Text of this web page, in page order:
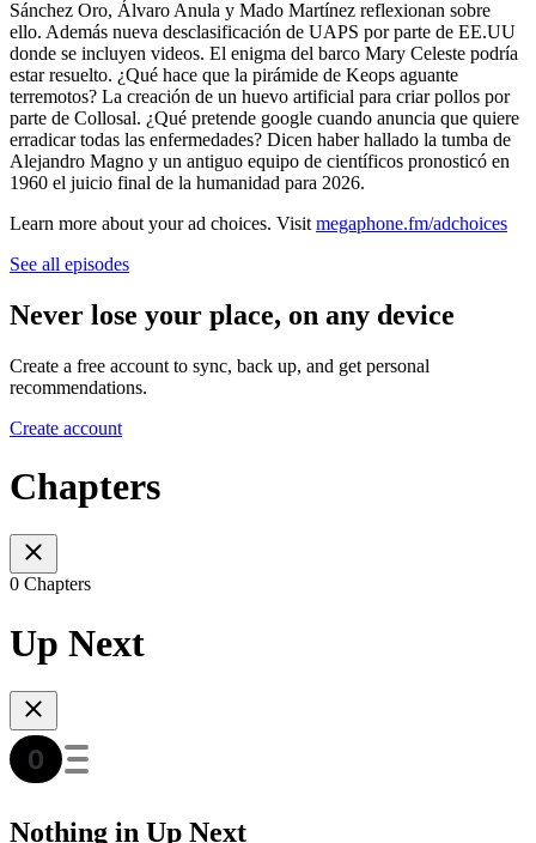
Sánchez Oro, Álvaro Anula y Mado Martínez reflexionan sobre
ello. Además nueva desclasificación de UAPS por parte de EE.UU
donde se incluyen videos. El enigma del barco Mary Celeste podría
estar resuelto. ¿Qué hace que la pirámide de Keops aguante
terremotos? La creación de un huevo artificial para criar pollos por
parte de Collosal. ¿Qué pretende google cuando anuncia que quiere
erradicar todas las enfermedades? Dicen haber hallado la tumba de
Alejandro Magno y un antiguo equipo de científicos pronosticó en
1960 el juicio final de la humanidad para 2026.
Learn more about your ad choices. Visit megaphone.fm/adchoices
See all episodes
Never lose your place, on any device
Create a free account to sync, back up, and get personal
recommendations.
Create account
Chapters
0 Chapters
Up Next
Nothing in Up Next